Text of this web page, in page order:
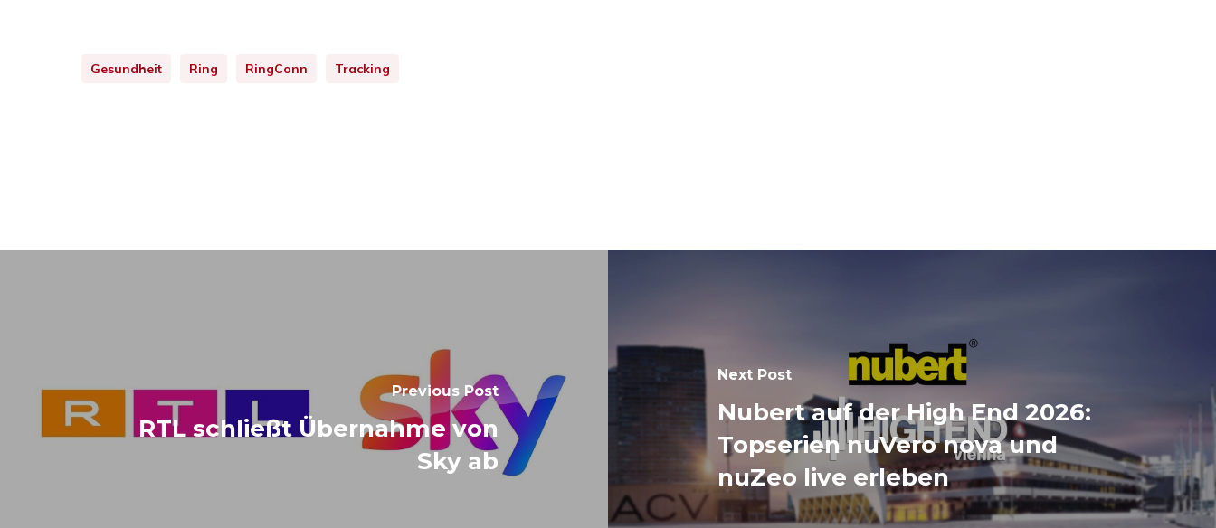
Gesundheit Ring RingConn Tracking
Previous Post
RTL schließt Übernahme von
Sky ab
Next Post
Nubert auf der High End 2026:
Topserien nuVero nova und
nuZeo live erleben